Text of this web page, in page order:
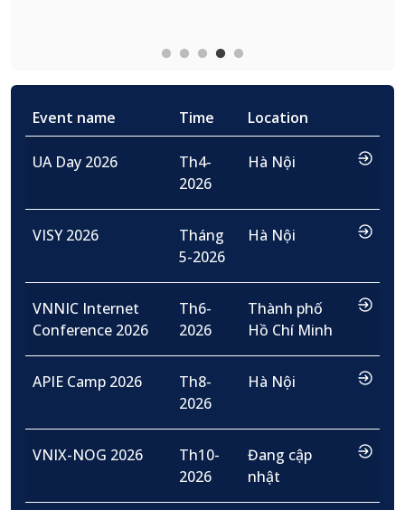
Event name Time Location
UA Day 2026
Th4-
2026
Hà Nội …
VISY 2026
Tháng
5-2026
Hà Nội …
VNNIC Internet
Conference 2026
Th6-
2026
Thành phố
Hồ Chí Minh
…
APIE Camp 2026
Th8-
2026
Hà Nội …
VNIX-NOG 2026
Th10-
2026
Đang cập
nhật
…